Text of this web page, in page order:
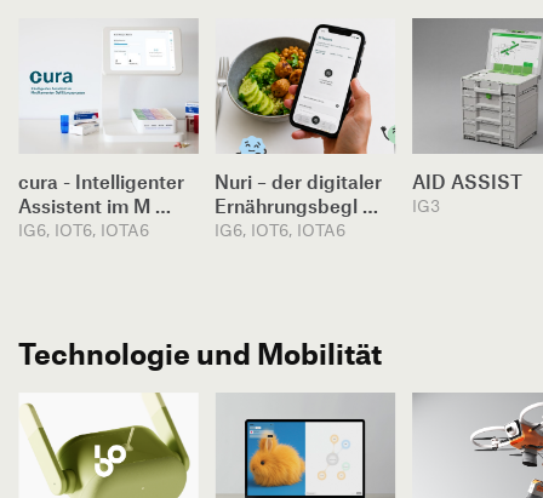
cura - Intelligenter
Assistent im M …
IG6, IOT6, IOTA6
Nuri – der digitaler
Ernährungsbegl …
IG6, IOT6, IOTA6
AID ASSIST
IG3
Technologie und Mobilität